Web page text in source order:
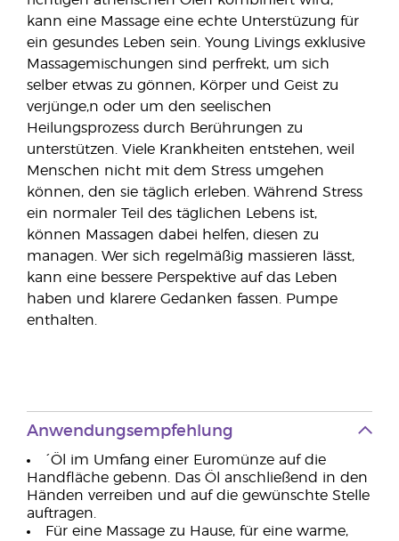
kann eine Massage eine echte Unterstüzung für
ein gesundes Leben sein. Young Livings exklusive
Massagemischungen sind perfrekt, um sich
selber etwas zu gönnen, Körper und Geist zu
verjünge,n oder um den seelischen
Heilungsprozess durch Berührungen zu
unterstützen. Viele Krankheiten entstehen, weil
Menschen nicht mit dem Stress umgehen
können, den sie täglich erleben. Während Stress
ein normaler Teil des täglichen Lebens ist,
können Massagen dabei helfen, diesen zu
managen. Wer sich regelmäßig massieren lässt,
kann eine bessere Perspektive auf das Leben
haben und klarere Gedanken fassen. Pumpe
enthalten.
Anwendungsempfehlung
´Öl im Umfang einer Euromünze auf die
Handfläche gebenn. Das Öl anschließend in den
Händen verreiben und auf die gewünschte Stelle
auftragen.
Für eine Massage zu Hause, für eine warme,